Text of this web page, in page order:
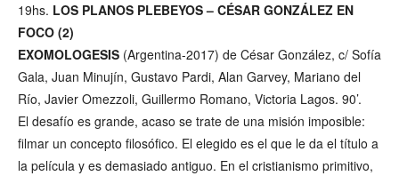
19hs. LOS PLANOS PLEBEYOS – CÉSAR GONZÁLEZ EN
FOCO (2)
EXOMOLOGESIS (Argentina-2017) de César González, c/ Sofía
Gala, Juan Minujín, Gustavo Pardi, Alan Garvey, Mariano del
Río, Javier Omezzoli, Guillermo Romano, Victoria Lagos. 90’.
El desafío es grande, acaso se trate de una misión imposible:
filmar un concepto filosófico. El elegido es el que le da el título a
la película y es demasiado antiguo. En el cristianismo primitivo,